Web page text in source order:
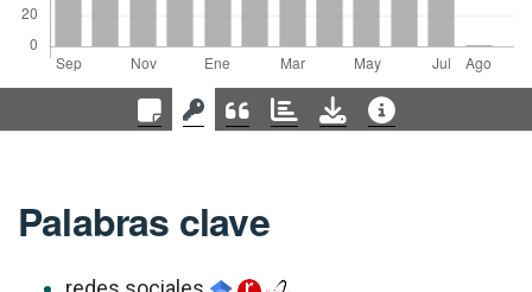
Palabras clave